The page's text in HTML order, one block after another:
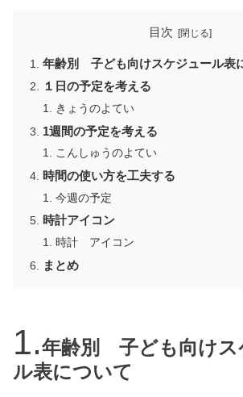
目次
年齢別 子ども向けスケジュール表
１日の予定を考える
きょうのよてい
1週間の予定を考える
こんしゅうのよてい
時間の使い方を工夫する
今週の予定
時計アイコン
時計 アイコン
まとめ
年齢別 子ども向けス
ル表について